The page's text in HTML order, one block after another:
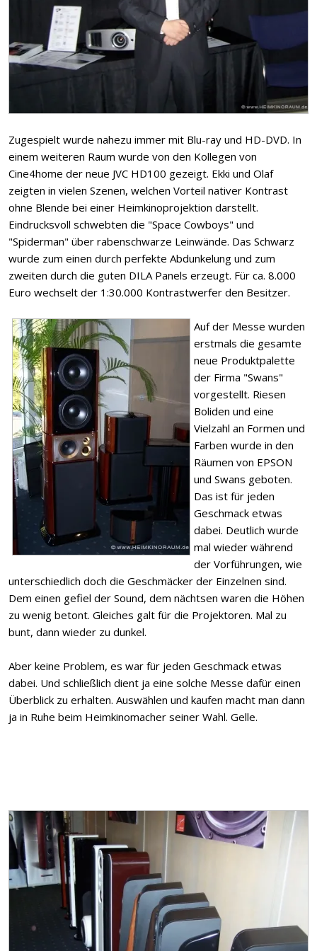
Zugespielt wurde nahezu immer mit Blu-ray und HD-DVD. In
einem weiteren Raum wurde von den Kollegen von
Cine4home der neue JVC HD100 gezeigt. Ekki und Olaf
zeigten in vielen Szenen, welchen Vorteil nativer Kontrast
ohne Blende bei einer Heimkinoprojektion darstellt.
Eindrucksvoll schwebten die "Space Cowboys" und
"Spiderman" über rabenschwarze Leinwände. Das Schwarz
wurde zum einen durch perfekte Abdunkelung und zum
zweiten durch die guten DILA Panels erzeugt. Für ca. 8.000
Euro wechselt der 1:30.000 Kontrastwerfer den Besitzer.
Auf der Messe wurden
erstmals die gesamte
neue Produktpalette
der Firma "Swans"
vorgestellt. Riesen
Boliden und eine
Vielzahl an Formen und
Farben wurde in den
Räumen von EPSON
und Swans geboten.
Das ist für jeden
Geschmack etwas
dabei. Deutlich wurde
mal wieder während
der Vorführungen, wie
unterschiedlich doch die Geschmäcker der Einzelnen sind.
Dem einen gefiel der Sound, dem nächtsen waren die Höhen
zu wenig betont. Gleiches galt für die Projektoren. Mal zu
bunt, dann wieder zu dunkel.
Aber keine Problem, es war für jeden Geschmack etwas
dabei. Und schließlich dient ja eine solche Messe dafür einen
Überblick zu erhalten. Auswählen und kaufen macht man dann
ja in Ruhe beim Heimkinomacher seiner Wahl. Gelle.